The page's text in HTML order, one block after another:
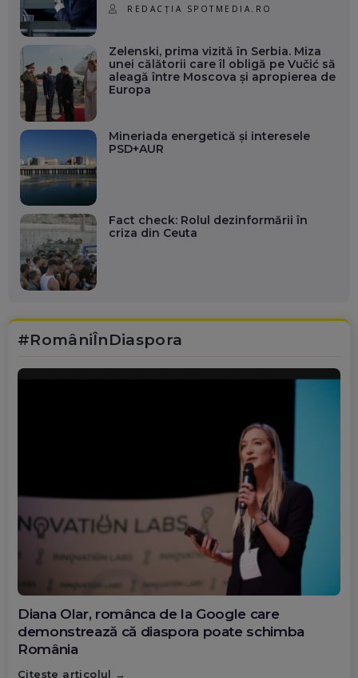
REDACȚIA SPOTMEDIA.RO
Zelenski, prima vizită în Serbia. Miza
unei călătorii care îl obligă pe Vučić să
aleagă între Moscova și apropierea de
Europa
Mineriada energetică și interesele
PSD+AUR
Fact check: Rolul dezinformării în
criza din Ceuta
#RomâniÎnDiaspora
Diana Olar, românca de la Google care
demonstrează că diaspora poate schimba
România
Citește articolul